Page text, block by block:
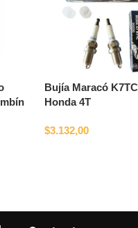
Bujía Maracó
Honda 4T
$3.132,00